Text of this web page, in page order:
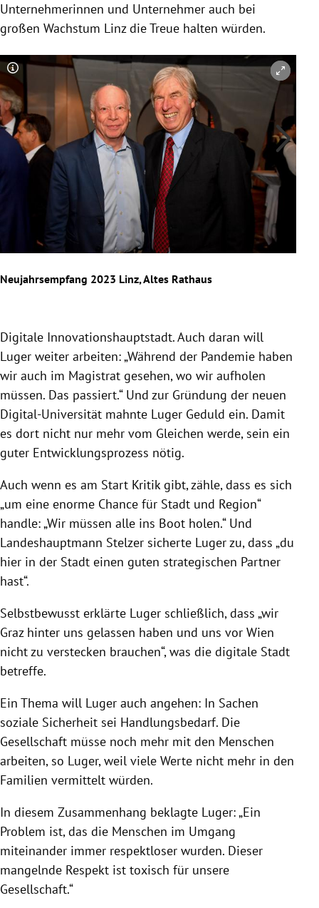
Unternehmerinnen und Unternehmer auch bei
großen Wachstum Linz die Treue halten würden.
Copyright-Hinweis öffnen/schließen
Neujahrsempfang 2023 Linz, Altes Rathaus
Digitale Innovationshauptstadt. Auch daran will
Luger weiter arbeiten: „Während der Pandemie haben
wir auch im Magistrat gesehen, wo wir aufholen
müssen. Das passiert.“ Und zur Gründung der neuen
Digital-Universität mahnte Luger Geduld ein. Damit
es dort nicht nur mehr vom Gleichen werde, sein ein
guter Entwicklungsprozess nötig.
Auch wenn es am Start Kritik gibt, zähle, dass es sich
„um eine enorme Chance für Stadt und Region“
handle: „Wir müssen alle ins Boot holen.“ Und
Landeshauptmann Stelzer sicherte Luger zu, dass „du
hier in der Stadt einen guten strategischen Partner
hast“.
Selbstbewusst erklärte Luger schließlich, dass „wir
Graz hinter uns gelassen haben und uns vor Wien
nicht zu verstecken brauchen“, was die digitale Stadt
betreffe.
Ein Thema will Luger auch angehen: In Sachen
soziale Sicherheit sei Handlungsbedarf. Die
Gesellschaft müsse noch mehr mit den Menschen
arbeiten, so Luger, weil viele Werte nicht mehr in den
Familien vermittelt würden.
In diesem Zusammenhang beklagte Luger: „Ein
Problem ist, das die Menschen im Umgang
miteinander immer respektloser wurden. Dieser
mangelnde Respekt ist toxisch für unsere
Gesellschaft.“